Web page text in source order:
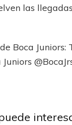
las
Boca Juniors:
confirmado,